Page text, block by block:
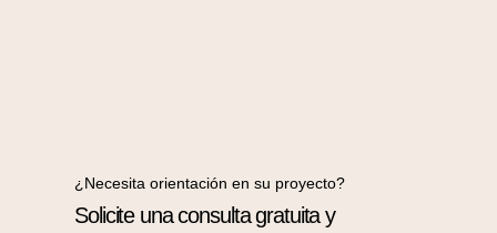
¿Necesita orientación en su proyecto?
Solicite una consulta gratuita y